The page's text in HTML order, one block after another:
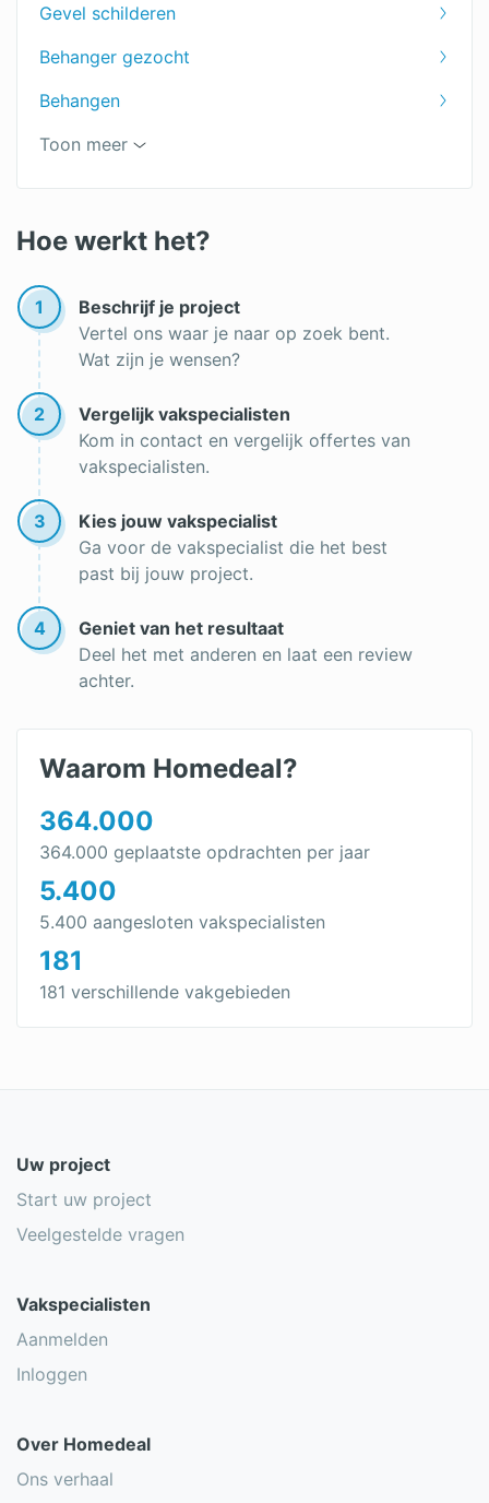
Dakkapel schilderen
Trap schilderen
Winterschilder
Gevel schilderen
Behanger gezocht
Behangen
Badkamer schilderen
Buitenmuur schilderen
Schildersbedrijf
Toon meer
Hoe werkt het?
1
Beschrijf je project
Vertel ons waar je naar op zoek bent.
Wat zijn je wensen?
2
Vergelijk vakspecialisten
Kom in contact en vergelijk offertes van
vakspecialisten.
3
Kies jouw vakspecialist
Ga voor de vakspecialist die het best
past bij jouw project.
4
Geniet van het resultaat
Deel het met anderen en laat een review
achter.
Waarom Homedeal?
364.000
364.000 geplaatste opdrachten per jaar
5.400
5.400 aangesloten vakspecialisten
181
181 verschillende vakgebieden
Uw project
Start uw project
Veelgestelde vragen
Vakspecialisten
Aanmelden
Inloggen
Over Homedeal
Ons verhaal